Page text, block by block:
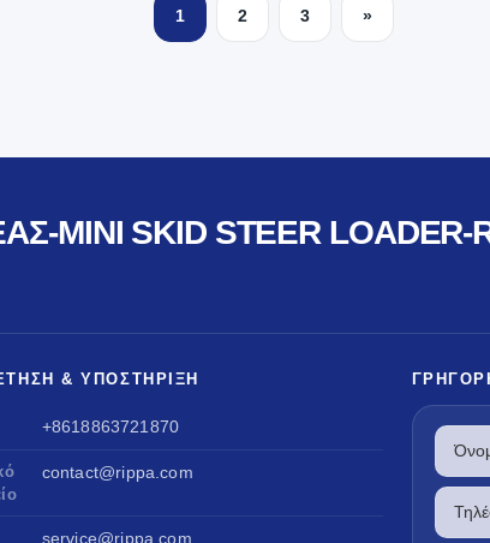
1 2 3 »
MINI SKID STEER LOADER-
& ΥΠΟΣΤΉΡΙΞΗ
+8618863721870
contact@rippa.com
service@rippa.com